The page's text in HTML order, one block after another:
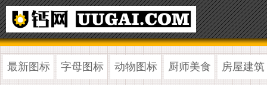
最新图标 字母图标 动物图标 厨师美食 房屋建筑